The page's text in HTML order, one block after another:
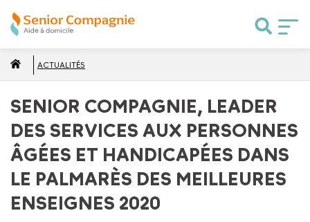
ACTUALITÉS
SENIOR COMPAGNIE, LEADER
DES SERVICES AUX PERSONNES
ÂGÉES ET HANDICAPÉES DANS
LE PALMARÈS DES MEILLEURES
ENSEIGNES 2020